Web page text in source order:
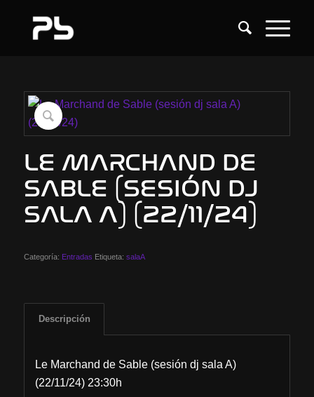
LE MARCHAND DE
SABLE (SESIÓN DJ
SALA A) (22/11/24)
Categoría: Entradas Etiqueta: salaA
Descripción
Le Marchand de Sable (sesión dj sala A)
(22/11/24) 23:30h